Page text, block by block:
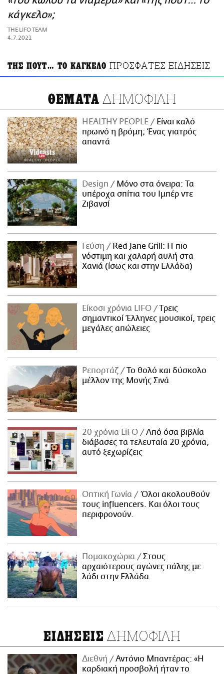
ΑΜΠΑ
PRINT
κάγκελο»;
THE LIFO TEAM
4.7.2021
ΤΗΣ ΠΟΥΤ… ΤΟ ΚΑΓΚΕΛΟ ΠΡΟΣΦΑΤΕΣ ΕΙΔΗΣΕΙΣ
ΘΕΜΑΤΑ ΔΗΜΟΦΙΛΗ
HEALTHY PEOPLE
Είναι καλό
πρωινό η βρόμη; Ένας γιατρός
απαντά
Design
Μόνο στα όνειρα: Τα
υπέροχα σπίτια του Ιμπέρ ντε
Ζιβανσί
Γεύση
Red Jane Grill: Η πιο
νόστιμη και χαλαρή αυλή στα
Χανιά (ίσως και στην Ελλάδα)
Είκοσι χρόνια LIFO
Tρεις
σημαντικοί Έλληνες μουσικοί, τρεις
μεγάλες απώλειες
Ρεπορτάζ
Το θολό και δύσκολο
μέλλον της Μονής Σινά
20 χρόνια LiFO
Από όσα βιβλία
διάβασες τα τελευταία 20 χρόνια,
αυτό ξεχωρίζεις
Οπτική Γωνία
Όλοι ακολουθούν
τους influencers. Και όλοι τους
περιφρονούν.
Πομακοχώρια
Στους
αρχαιότερους αγώνες πάλης με
λάδι στην Ελλάδα
ΕΙΔΗΣΕΙΣ ΔΗΜΟΦΙΛΗ
Διεθνή
Αντόνιο Μπαντέρας: «Η
καρδιακή προσβολή ήταν το